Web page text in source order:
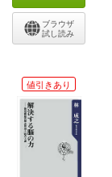
ブラウザ
試し読み
値引きあり